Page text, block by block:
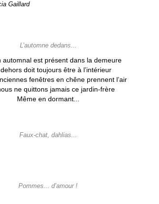
Gaillard
L’automne dedans...
automnal est présent dans la demeure
doit toujours être à l’intérieur
fenêtres en chêne prennent l’air
ne quittons jamais ce jardin-frère
Même en dormant...
Faux-chat, dahlias...
Pommes... d’amour !